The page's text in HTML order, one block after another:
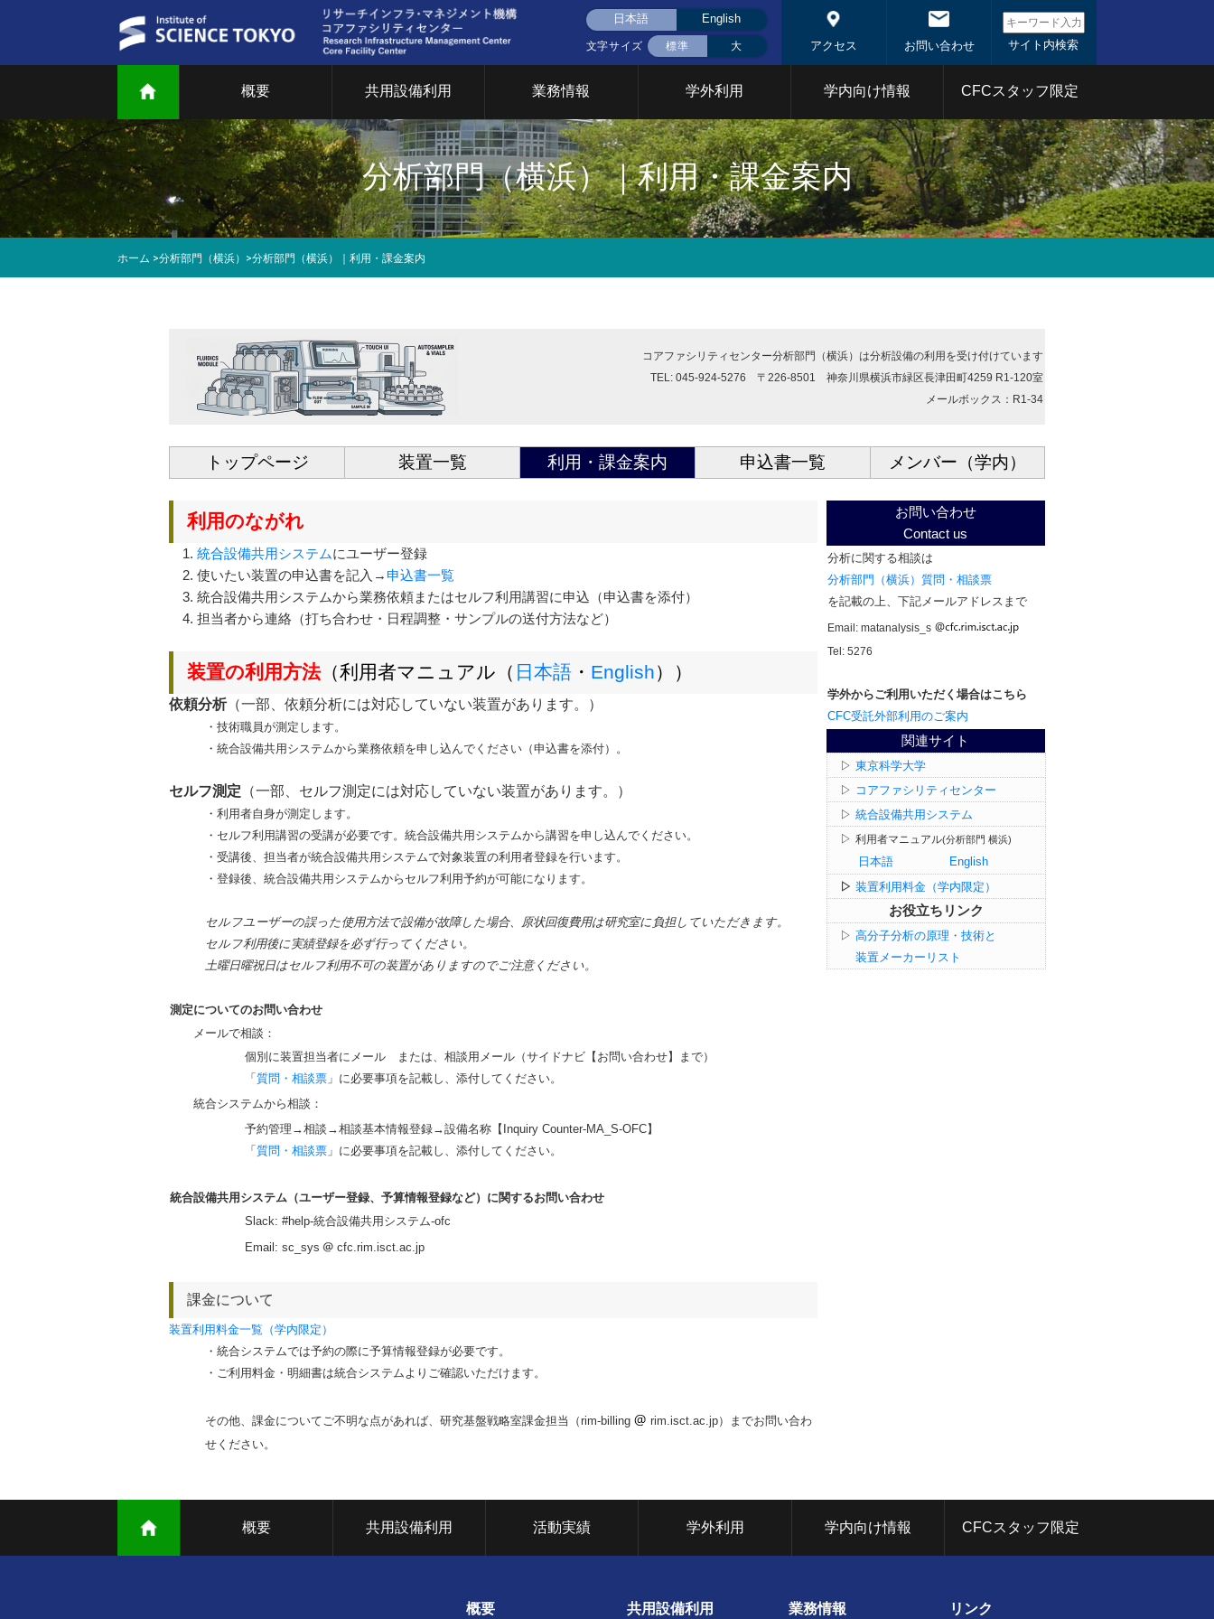
日本語 English
文字サイズ 標準 大 アクセス お問い合わせ
概要
ご挨拶 CFCについて
統合設備共用システム概
要
東京科学大学コアファシ
リティ事業
部門について
研究基盤戦略室
TCカレッジ
共用設備利用
共用設備について 共用設備検索 統合設備共用システム
業務情報
液体窒素(大岡山)
液体窒素(すずかけ
台)
イベント
学外利用 学内向け情報 CFCスタッフ限定
ホーム >分析部門（横浜） >分析部門（横浜）｜利用・課金案内
分析部門（横浜）｜利用・課金案内
コアファシリティセンター分析部門（横浜）は分析設備の利用を受け付けています
TEL: 045-924-5276 〒226-8501 神奈川県横浜市緑区長津田町4259 R1-120室
メールボックス：R1-34
トップページ 装置一覧 利用・課金案内 申込書一覧 メンバー（学内）
利用のながれ
1. 統合設備共用システムにユーザー登録
2. 使いたい装置の申込書を記入→ 申込書一覧
3. 統合設備共用システムから業務依頼またはセルフ利用講習に申込（申込書を添付）
4. 担当者から連絡（打ち合わせ・日程調整・サンプルの送付方法など）
装置の利用方法（利用者マニュアル（ 日本語 ・ English））
依頼分析（一部、依頼分析には対応していない装置があります。）
・技術職員が測定します。
・統合設備共用システムから業務依頼を申し込んでください（申込書を添付）。
セルフ測定 （一部、セルフ測定には対応していない装置があります。）
・利用者自身が測定します。
・セルフ利用講習の受講が必要です。 統合設備共用システムから講習を申し込んでください。
・受講後、担当者が統合設備共用システムで対象装置の利用者登録を行います。
・登録後、統合設備共用システムからセルフ利用予約が可能になります。
セルフユーザーの誤った使用方法で設備が故障した場合、原状回復費用は研究室に負担していただきます。
セルフ利用後に実績登録を必ず行ってください。
土曜日曜祝日はセルフ利用不可の装置がありますのでご注意ください。
測定についてのお問い合わせ
メールで相談：
個別に装置担当者にメール
または、相談用メール（サイドナビ【お問い合わせ】まで）
「 質問・相談票 」に必要事項を記載し、添付してください。
統合システムから相談：
予約管理→相談→相談基本情報登録→設備名称【Inquiry Counter-MA_S-OFC】
「 質問・相談票 」に必要事項を記載し、添付してください。
統合設備共用システム（ユーザー登録、予算情報登録など）に関するお問い合わせ
Slack: #help-統合設備共用システム-ofc
Email: sc_sys
cfc.rim.isct.ac.jp
課金について
装置利用料金一覧（学内限定）
・統合システムでは予約の際に予算情報登録が必要です。
・ご利用料金・明細書は統合システムよりご確認いただけます。
その他、課金についてご不明な点があれば、研究基盤戦略室課金担当（rim-billing
rim.isct.ac.jp）までお問い合わ
せください。
お問い合わせ
Contact us
分析に関する相談は
分析部門（横浜）質問・相談票
を記載の上、下記メールアドレスまで
Email: matanalysis_s
Tel: 5276
学外からご利用いただく場合はこちら
CFC受託外部利用のご案内
関連サイト
▷ 東京科学大学
▷ コアファシリティセンター
▷ 統合設備共用システム
▷ 利用者マニュアル(分析部門 横浜)
日本語
English
▷ 装置利用料金（学内限定）
お役立ちリンク
▷ 高分子分析の原理・技術と
装置メーカーリスト
概要 共用設備利用 活動実績 学外利用 学内向け情報 CFCスタッフ限定
概要 共用設備利用 業務情報 リンク